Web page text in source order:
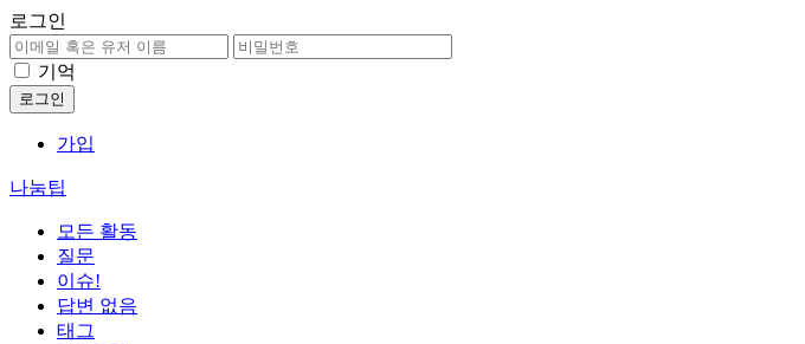
로그인
기억
가입
나눔팁
모든 활동
질문
이슈!
답변 없음
태그